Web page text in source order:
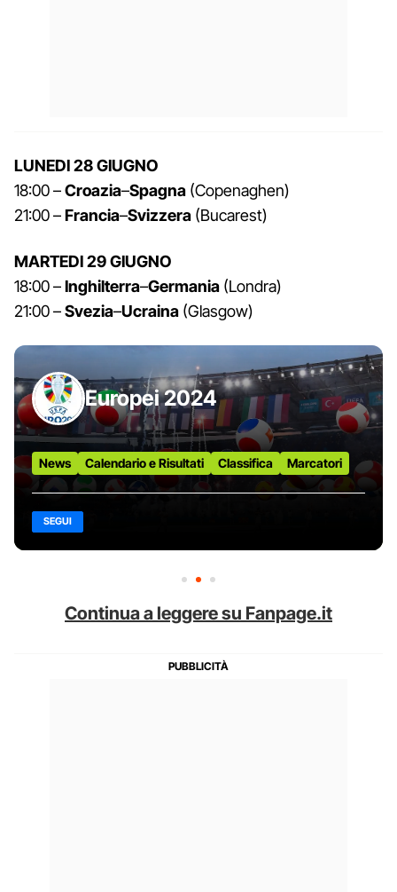
LUNEDI 28 GIUGNO
18:00 –Croazia–Spagna (Copenaghen)
21:00 –Francia–Svizzera (Bucarest)
MARTEDI 29 GIUGNO
18:00 –Inghilterra–Germania (Londra)
21:00 –Svezia–Ucraina (Glasgow)
Europei 2024
News Calendario e Risultati Classifica Marcatori
SEGUI
Continua a leggere su Fanpage.it